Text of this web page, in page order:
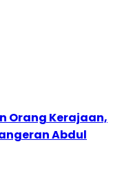
Orang Kerajaan,
Abdul